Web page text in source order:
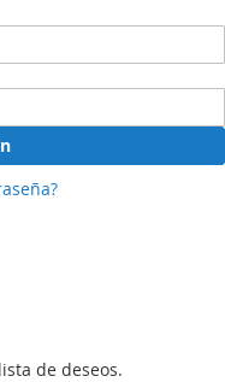
de deseos.